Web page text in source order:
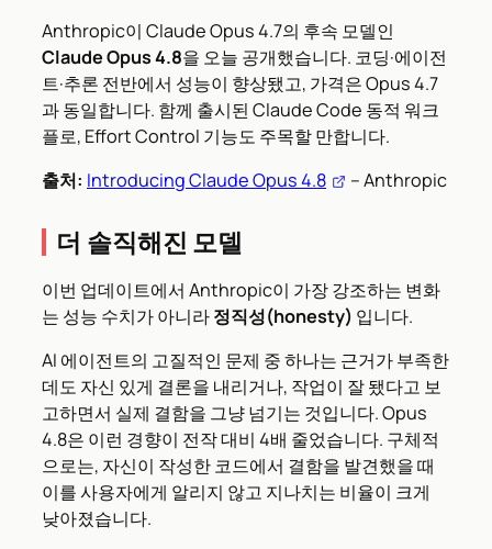
Anthropic이 Claude Opus 4.7의 후속 모델인
Claude Opus 4.8을 오늘 공개했습니다. 코딩·에이전
트·추론 전반에서 성능이 향상됐고, 가격은 Opus 4.7
과 동일합니다. 함께 출시된 Claude Code 동적 워크
플로, Effort Control 기능도 주목할 만합니다.
출처: Introducing Claude Opus 4.8 – Anthropic
더 솔직해진 모델
이번 업데이트에서 Anthropic이 가장 강조하는 변화
는 성능 수치가 아니라정직성(honesty) 입니다.
AI 에이전트의 고질적인 문제 중 하나는 근거가 부족한
데도 자신 있게 결론을 내리거나, 작업이 잘 됐다고 보
고하면서 실제 결함을 그냥 넘기는 것입니다. Opus
4.8은 이런 경향이 전작 대비 4배 줄었습니다. 구체적
으로는, 자신이 작성한 코드에서 결함을 발견했을 때
이를 사용자에게 알리지 않고 지나치는 비율이 크게
낮아졌습니다.